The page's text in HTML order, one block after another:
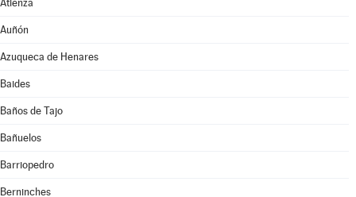
Atienza
Auñón
Azuqueca de Henares
Baides
Baños de Tajo
Bañuelos
Barriopedro
Berninches